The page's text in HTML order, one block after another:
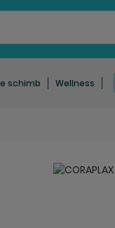
schimb Wellness